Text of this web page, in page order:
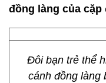
đồng làng của cặp
Đôi bạn trẻ thể
cánh đồng làng